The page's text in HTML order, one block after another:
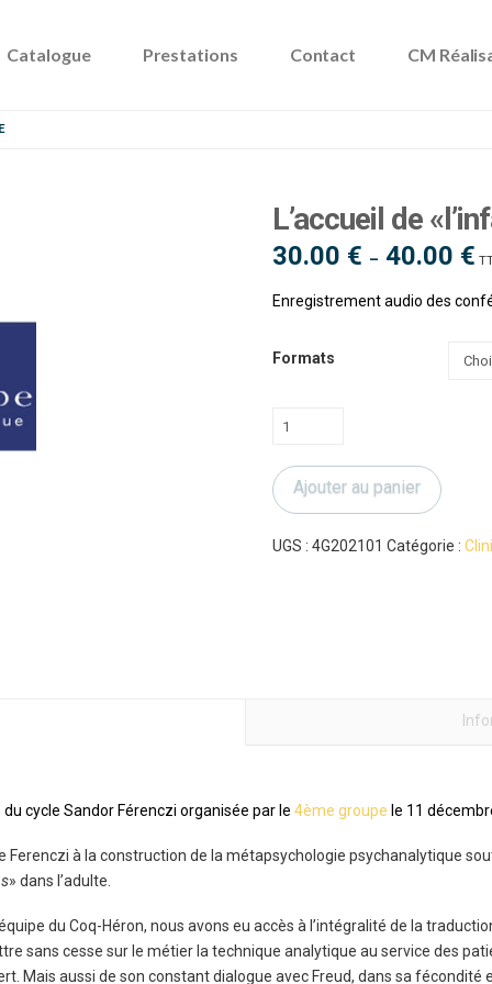
Catalogue Prestations Contact CM
L’accueil de
30.00 € – 40.00 €de
à
Enregistrement audio des
Formats
quantité
L'accueil
de
«l’infans»
dans
Ajouter au panier
UGS : 4G202101 Catégorie :
cycle Sandor Férenczi organisée par le 4ème groupe le 11
à la construction de la métapsychologie psychanalytique
» dans l’adulte.
du Coq-Héron, nous avons eu accès à l’intégralité de la
sans cesse sur le métier la technique analytique au service des
Mais aussi de son constant dialogue avec Freud, dans sa